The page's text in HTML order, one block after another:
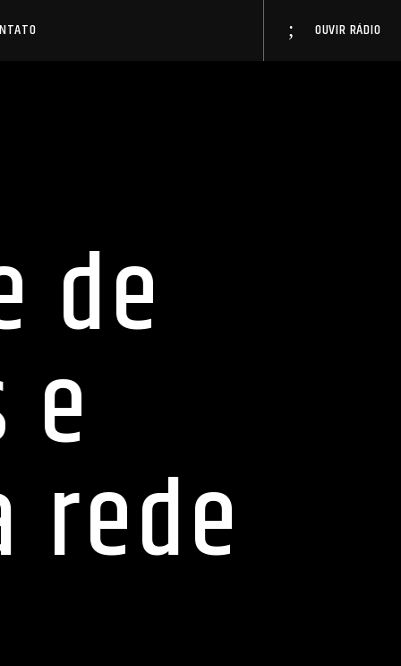
OUVIR RÁDIO
de
rede